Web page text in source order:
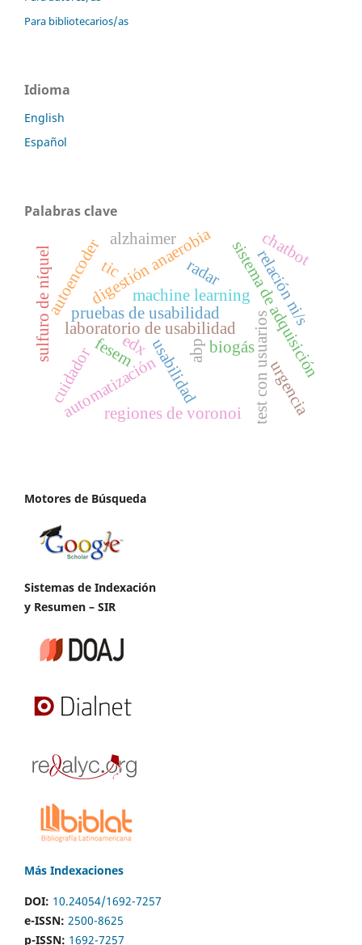
Para bibliotecarios/as
Idioma
English
Español
Palabras clave
laboratorio de usabilidad
pruebas de usabilidad test con usuarios
usabilidad sistema de adquisición
digestión anaerobia
automatización
biogás
autoencoder machine learning
regiones de voronoi
abp
sulfuro de níquel fesemedx
relación ni/s
chatbot
alzhaimer
cuidador urgencia
tic radar
Motores de Búsqueda
Sistemas de Indexación
y Resumen – SIR
Más Indexaciones
DOI: 10.24054/1692-7257
e-ISSN: 2500-8625
p-ISSN: 1692-7257